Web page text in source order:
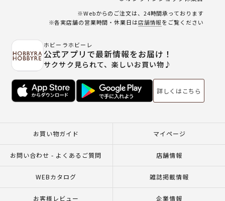
※Webからのご注文は、24時間承っております
※各実店舗の営業時間・休業日は店舗情報をご覧ください
ホビーラホビーレ
公式アプリで最新情報をお届け！
サクサク見られて、楽しいお買い物♪
詳しくはこちら
お買い物ガイド マイページ
お問い合わせ - よくあるご質問 店舗情報
WEBカタログ 雑誌掲載情報
お客様レビュー 企業情報